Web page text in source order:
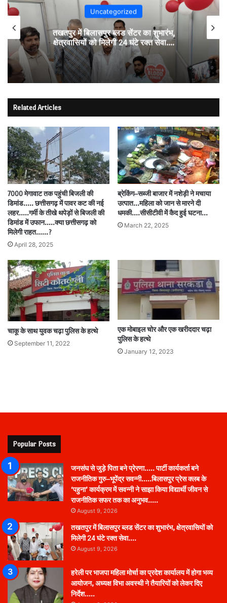
Uncategorized
तखतपुर में बिलासपुर ब्लड सेंटर का शुभारंभ,
क्षेत्रवासियों को मिलेगी 24 घंटे रक्त सेवा….
Related Articles
7000 मेगावाट तक पहुंची बिजली की
डिमांड….. छत्तीसगढ़ में पावर कट की नई
लहर…..गर्मी के तीखे थपेड़ों से बिजली की
डिमांड में उफान…..क्या छत्तीसगढ़ को
मिलेगी राहत……?
April 28, 2025
ब्रेकिंग–सब्जी बाजार में नशेड़ी ने मचाया
उत्पात…महिला को जान से मारने दी
धमकी….सीसीटीवी में कैद हुई घटना…
March 22, 2025
चाकू के साथ युवक चढ़ा पुलिस के हत्थे
September 11, 2022
एक मोबाइल चोर और एक खरीददार चढ़ा
पुलिस के हत्थे
January 12, 2023
Popular Posts
जनसंघ से जुड़े पिता बने प्रेरणा….. पार्टी कार्यकर्ता बने
राजनीतिक गुरु–भूपेंद्र सवन्नी…..बिलासपुर प्रेस क्लब के
‘पहुना’ कार्यक्रम में सवन्नी ने साझा किया विद्यार्थी जीवन से
राजनीतिक सफर तक का अनुभव…..
August 9, 2026
तखतपुर में बिलासपुर ब्लड सेंटर का शुभारंभ, क्षेत्रवासियों को
मिलेगी 24 घंटे रक्त सेवा….
August 9, 2026
हरेली पर भाजपा महिला मोर्चा का प्रदेश कार्यालय में होगा भव्य
आयोजन, अध्यक्ष विभा अवस्थी ने तैयारियों को लेकर दिए
निर्देश…..